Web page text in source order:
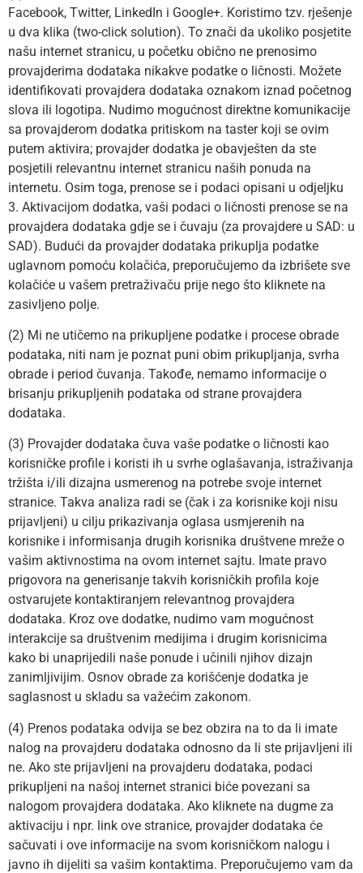
Facebook, Twitter, LinkedIn i Google+. Koristimo tzv. rješenje
u dva klika (two-click solution). To znači da ukoliko posjetite
našu internet stranicu, u početku obično ne prenosimo
provajderima dodataka nikakve podatke o ličnosti. Možete
identifikovati provajdera dodataka oznakom iznad početnog
slova ili logotipa. Nudimo mogućnost direktne komunikacije
sa provajderom dodatka pritiskom na taster koji se ovim
putem aktivira; provajder dodatka je obavješten da ste
posjetili relevantnu internet stranicu naših ponuda na
internetu. Osim toga, prenose se i podaci opisani u odjeljku
3. Aktivacijom dodatka, vaši podaci o ličnosti prenose se na
provajdera dodataka gdje se i čuvaju (za provajdere u SAD: u
SAD). Budući da provajder dodataka prikuplja podatke
uglavnom pomoću kolačića, preporučujemo da izbrišete sve
kolačiće u vašem pretraživaču prije nego što kliknete na
zasivljeno polje.
(2) Mi ne utičemo na prikupljene podatke i procese obrade
podataka, niti nam je poznat puni obim prikupljanja, svrha
obrade i period čuvanja. Takođe, nemamo informacije o
brisanju prikupljenih podataka od strane provajdera
dodataka.
(3) Provajder dodataka čuva vaše podatke o ličnosti kao
korisničke profile i koristi ih u svrhe oglašavanja, istraživanja
tržišta i/ili dizajna usmerenog na potrebe svoje internet
stranice. Takva analiza radi se (čak i za korisnike koji nisu
prijavljeni) u cilju prikazivanja oglasa usmjerenih na
korisnike i informisanja drugih korisnika društvene mreže o
vašim aktivnostima na ovom internet sajtu. Imate pravo
prigovora na generisanje takvih korisničkih profila koje
ostvarujete kontaktiranjem relevantnog provajdera
dodataka. Kroz ove dodatke, nudimo vam mogućnost
interakcije sa društvenim medijima i drugim korisnicima
kako bi unaprijedili naše ponude i učinili njihov dizajn
zanimljivijim. Osnov obrade za korišćenje dodatka je
saglasnost u skladu sa važećim zakonom.
(4) Prenos podataka odvija se bez obzira na to da li imate
nalog na provajderu dodataka odnosno da li ste prijavljeni ili
ne. Ako ste prijavljeni na provajderu dodataka, podaci
prikupljeni na našoj internet stranici biće povezani sa
nalogom provajdera dodataka. Ako kliknete na dugme za
aktivaciju i npr. link ove stranice, provajder dodataka će
sačuvati i ove informacije na svom korisničkom nalogu i
javno ih dijeliti sa vašim kontaktima. Preporučujemo vam da